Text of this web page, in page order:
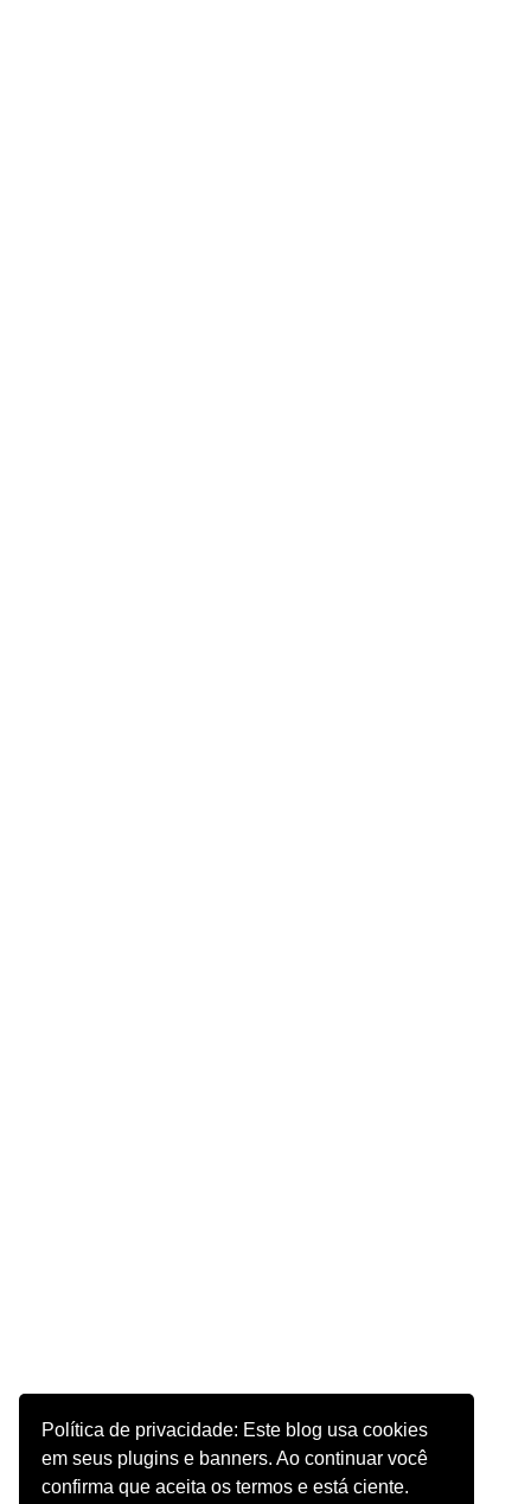
Política de privacidade: Este blog usa cookies
em seus plugins e banners. Ao continuar você
confirma que aceita os termos e está ciente.